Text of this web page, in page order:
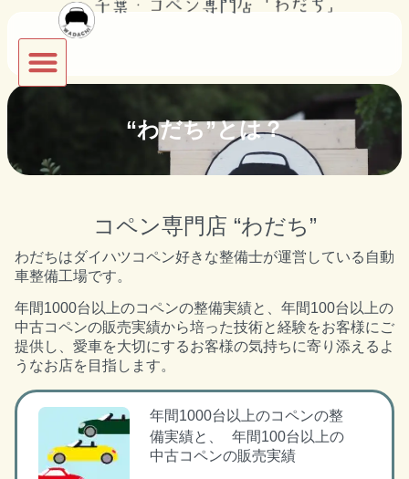
“わだち”とは？
コペン専門店 “わだち”
わだちはダイハツコペン好きな整備士が運営している自動
車整備工場です。
年間1000台以上のコペンの整備実績と、年間100台以上の
中古コペンの販売実績から培った技術と経験をお客様にご
提供し、愛車を大切にするお客様の気持ちに寄り添えるよ
うなお店を目指します。
年間1000台以上のコペンの整
備実績と、 年間100台以上の
中古コペンの販売実績